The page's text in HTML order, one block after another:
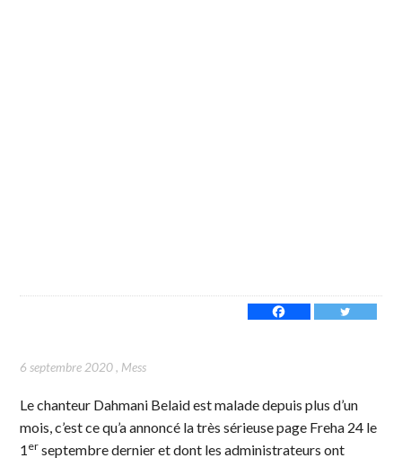
6 septembre 2020, Mess
Le chanteur Dahmani Belaid est malade depuis plus d’un
mois, c’est ce qu’a annoncé la très sérieuse page Freha 24 le
1 er septembre dernier et dont les administrateurs ont